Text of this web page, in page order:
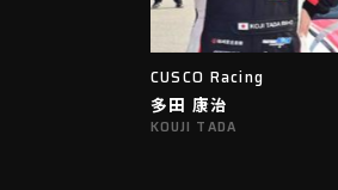
CUSCO Racing
多田 康治
KOUJI TADA